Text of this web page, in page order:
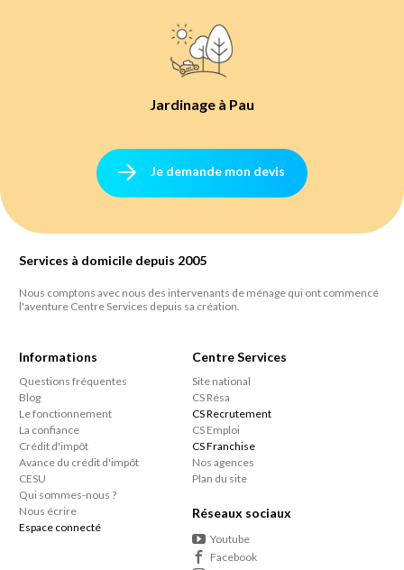
Jardinage à Pau
Je demande mon devis
Services à domicile depuis 2005
Nous comptons avec nous des intervenants de ménage qui ont commencé
l'aventure Centre Services depuis sa création.
Informations
Questions fréquentes
Blog
Le fonctionnement
La confiance
Crédit d'impôt
Avance du crédit d'impôt
CESU
Qui sommes-nous ?
Nous écrire
Espace connecté
Centre Services
Site national
CS Résa
CS Recrutement
CS Emploi
CS Franchise
Nos agences
Plan du site
Réseaux sociaux
Youtube
Facebook